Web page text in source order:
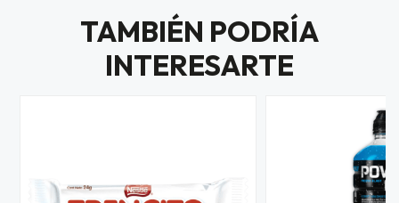
TAMBIÉN PODRÍA
INTERESARTE